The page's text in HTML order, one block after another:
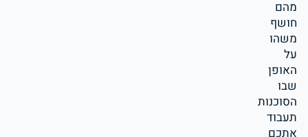
מהם
חושף
משהו
על
האופן
שבו
הסוכנות
תעבוד
אתכם